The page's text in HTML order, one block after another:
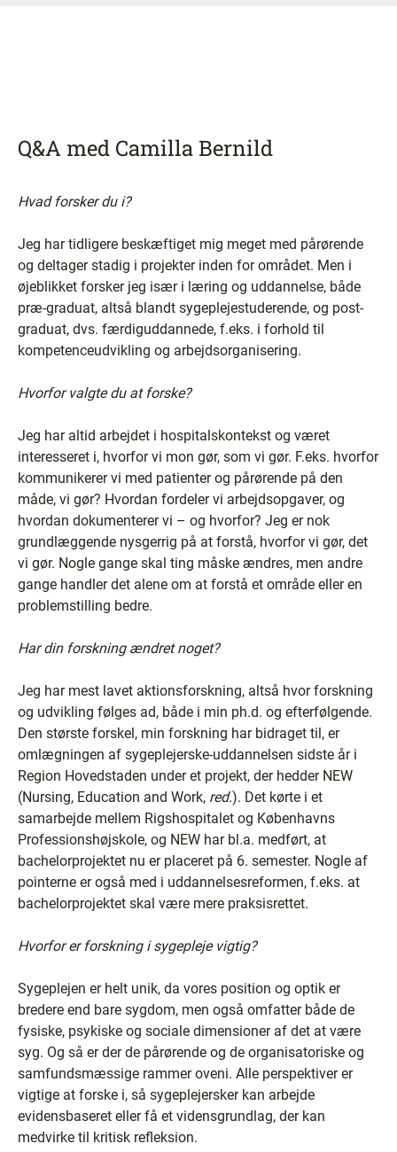
Q&A med Camilla Bernild
Hvad forsker du i?
Jeg har tidligere beskæftiget mig meget med pårørende
og deltager stadig i projekter inden for området. Men i
øjeblikket forsker jeg især i læring og uddannelse, både
præ-graduat, altså blandt sygeplejestuderende, og post-
graduat, dvs. færdiguddannede, f.eks. i forhold til
kompetenceudvikling og arbejdsorganisering.
Hvorfor valgte du at forske?
Jeg har altid arbejdet i hospitalskontekst og været
interesseret i, hvorfor vi mon gør, som vi gør. F.eks. hvorfor
kommunikerer vi med patienter og pårørende på den
måde, vi gør? Hvordan fordeler vi arbejdsopgaver, og
hvordan dokumenterer vi – og hvorfor? Jeg er nok
grundlæggende nysgerrig på at forstå, hvorfor vi gør, det
vi gør. Nogle gange skal ting måske ændres, men andre
gange handler det alene om at forstå et område eller en
problemstilling bedre.
Har din forskning ændret noget?
Jeg har mest lavet aktionsforskning, altså hvor forskning
og udvikling følges ad, både i min ph.d. og efterfølgende.
Den største forskel, min forskning har bidraget til, er
omlægningen af sygeplejerske-uddannelsen sidste år i
Region Hovedstaden under et projekt, der hedder NEW
(Nursing, Education and Work, red.). Det kørte i et
samarbejde mellem Rigshospitalet og Københavns
Professionshøjskole, og NEW har bl.a. medført, at
bachelorprojektet nu er placeret på 6. semester. Nogle af
pointerne er også med i uddannelsesreformen, f.eks. at
bachelorprojektet skal være mere praksisrettet.
Hvorfor er forskning i sygepleje vigtig?
Sygeplejen er helt unik, da vores position og optik er
bredere end bare sygdom, men også omfatter både de
fysiske, psykiske og sociale dimensioner af det at være
syg. Og så er der de pårørende og de organisatoriske og
samfundsmæssige rammer oveni. Alle perspektiver er
vigtige at forske i, så sygeplejersker kan arbejde
evidensbaseret eller få et vidensgrundlag, der kan
medvirke til kritisk refleksion.